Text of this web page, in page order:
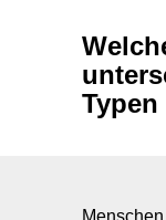
Typen